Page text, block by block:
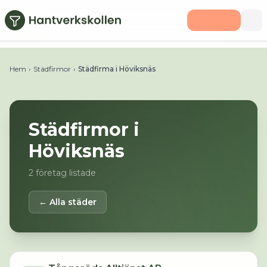
Hoppa till huvudinnehåll
Hem › Städfirmor › Städfirma i Höviksnäs
Städfirmor i
Höviksnäs
2 företag listade
← Alla städer